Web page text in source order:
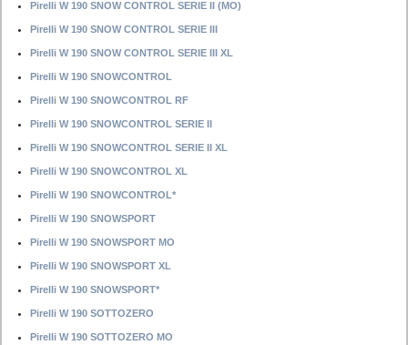
Pirelli W 190 SNOW CONTROL SERIE II (MO)
Pirelli W 190 SNOW CONTROL SERIE III
Pirelli W 190 SNOW CONTROL SERIE III XL
Pirelli W 190 SNOWCONTROL
Pirelli W 190 SNOWCONTROL RF
Pirelli W 190 SNOWCONTROL SERIE II
Pirelli W 190 SNOWCONTROL SERIE II XL
Pirelli W 190 SNOWCONTROL XL
Pirelli W 190 SNOWCONTROL*
Pirelli W 190 SNOWSPORT
Pirelli W 190 SNOWSPORT MO
Pirelli W 190 SNOWSPORT XL
Pirelli W 190 SNOWSPORT*
Pirelli W 190 SOTTOZERO
Pirelli W 190 SOTTOZERO MO